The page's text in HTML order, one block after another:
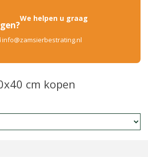
We helpen u graag
info@zamsierbestrating.nl
cm kopen